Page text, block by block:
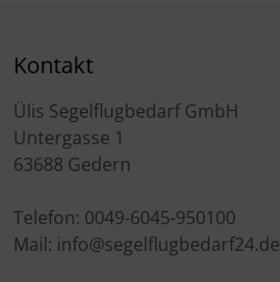
Kontakt
Ülis Segelflugbedarf GmbH
Untergasse 1
63688 Gedern
Telefon: 0049-6045-950100
Mail: info@segelflugbedarf24.de